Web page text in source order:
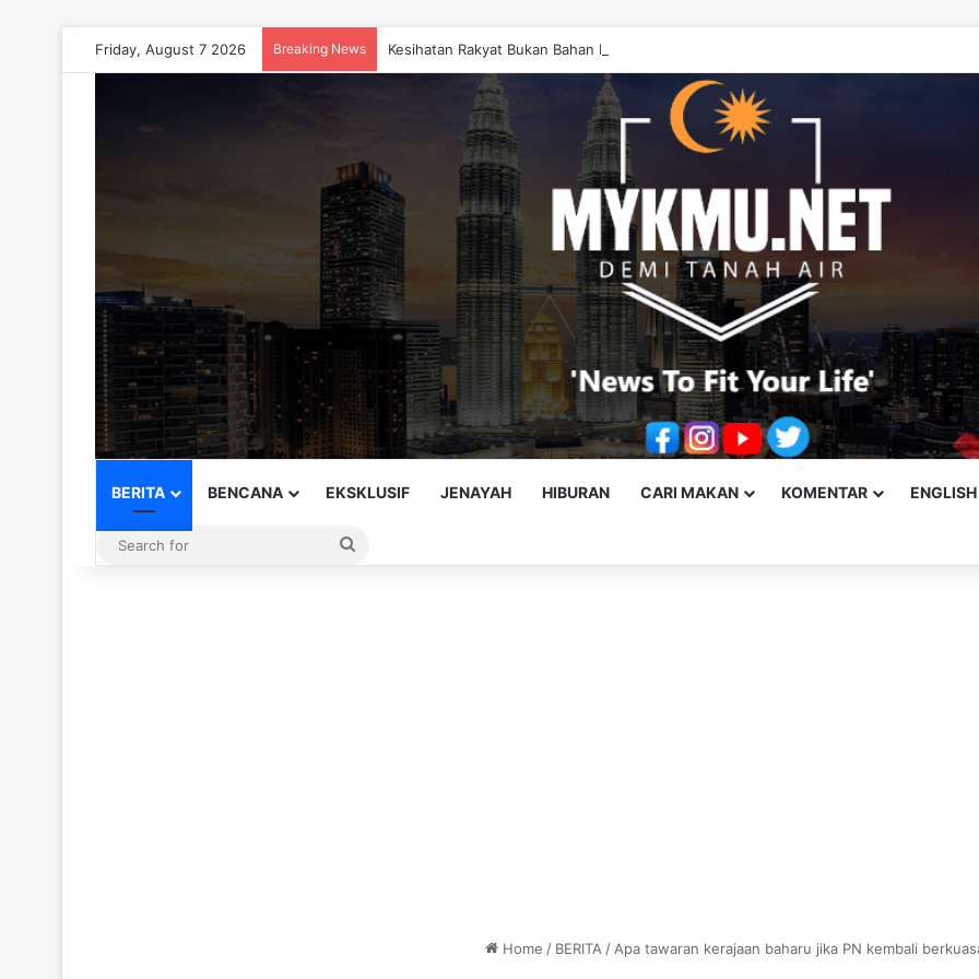
Friday, August 7 2026 Breaking News Kesihatan Rakyat Bukan Bahan Politik, Jangan Salahkan Onn Hafiz – Haslinda Salleh
BERITA BENCANA EKSKLUSIF JENAYAH HIBURAN CARI MAKAN KOMENTAR
Home / BERITA / Apa tawaran kerajaan baharu jika PN kembali